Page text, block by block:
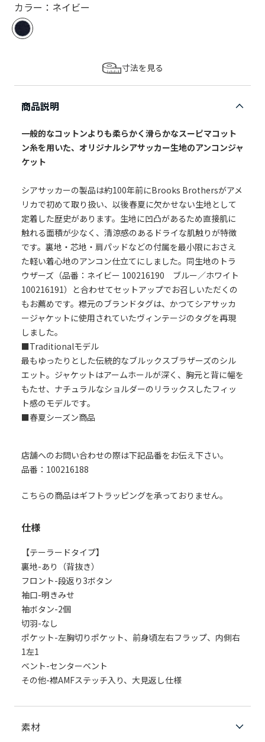
カラー：ネイビー
寸法を見る
商品説明
一般的なコットンよりも柔らかく滑らかなスーピマコット
ン糸を用いた、オリジナルシアサッカー生地のアンコンジャ
ケット
シアサッカーの製品は約100年前にBrooks Brothersがアメ
リカで初めて取り扱い、以後春夏に欠かせない生地として
定着した歴史があります。生地に凹凸があるため直接肌に
触れる面積が少なく、清涼感のあるドライな肌触りが特徴
です。裏地・芯地・肩パッドなどの付属を最小限におさえ
た軽い着心地のアンコン仕立てにしました。同生地のトラ
ウザーズ（品番：ネイビー 100216190 ブルー／ホワイト
100216191）と合わせてセットアップでお召しいただくの
もお薦めです。襟元のブランドタグは、かつてシアサッカ
ージャケットに使用されていたヴィンテージのタグを再現
しました。
■Traditionalモデル
最もゆったりとした伝統的なブルックスブラザーズのシル
エット。ジャケットはアームホールが深く、胸元と背に幅を
もたせ、ナチュラルなショルダーのリラックスしたフィッ
ト感のモデルです。
■春夏シーズン商品
店舗へのお問い合わせの際は下記品番をお伝え下さい。
品番：100216188
こちらの商品はギフトラッピングを承っておりません。
仕様
【テーラードタイプ】
裏地-あり（背抜き）
フロント-段返り3ボタン
袖口-明きみせ
袖ボタン-2個
切羽-なし
ポケット-左胸切りポケット、前身頃左右フラップ、内側右
1左1
ベント-センターベント
その他-襟AMFステッチ入り、大見返し仕様
素材